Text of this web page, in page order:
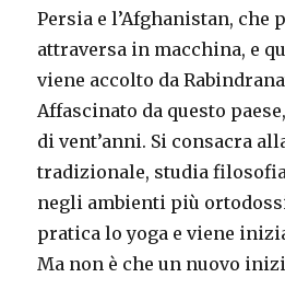
Persia e l’Afghanistan, che
attraversa in macchina, e
viene accolto da
Affascinato da questo
di vent’anni. Si consacra
tradizionale, studia
negli ambienti più
pratica lo yoga e viene
Ma non è che un nuovo